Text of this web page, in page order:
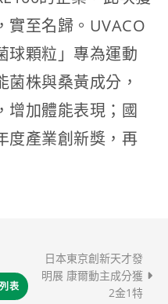
實至名歸。UVACO
球顆粒」專為運動
株與桑黃成分，
增加體能表現；國
度產業創新獎，再
表
日本東京創新天才發
明展 康爾動主成分獲
2金1特